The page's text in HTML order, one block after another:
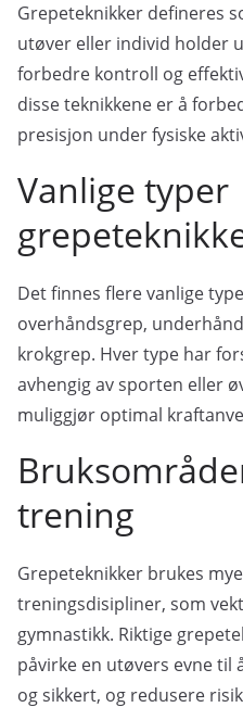
Grepeteknikker defineres
utøver eller individ holder
forbedre kontroll og
disse teknikkene er å
presisjon under fysiske
Vanlige typer
Det finnes flere vanlige
overhåndsgrep,
krokgrep. Hver type har
avhengig av sporten eller
muliggjør optimal
trening
Grepeteknikker brukes
treningsdisipliner, som
gymnastikk. Riktige
påvirke en utøvers evne til
og sikkert, og redusere